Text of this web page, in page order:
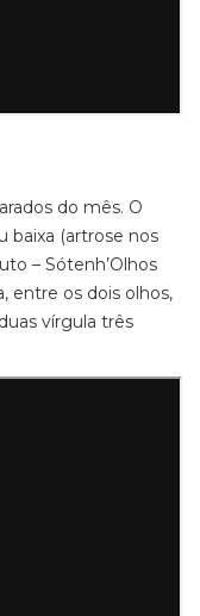
do mês. O
baixa (artrose nos
– Sótenh’Olhos
entre os dois olhos,
vírgula três